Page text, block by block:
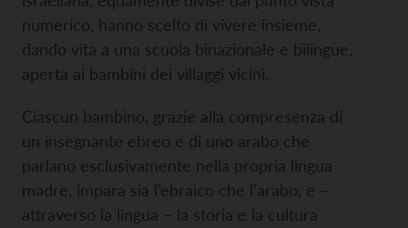
numerico, hanno scelto di vivere insieme,
dando vita a una scuola binazionale e bilingue,
aperta ai bambini dei villaggi vicini.
Ciascun bambino, grazie alla compresenza di
un insegnante ebreo e di uno arabo che
parlano esclusivamente nella propria lingua
madre, impara sia l’ebraico che l’arabo, e –
attraverso la lingua – la storia e la cultura